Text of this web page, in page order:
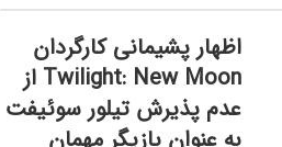
اظهار پشیمانی کارگردان
Twilight: New Moon از
عدم پذیرش تیلور سوئیفت
به عنوان بازیگر مهمان